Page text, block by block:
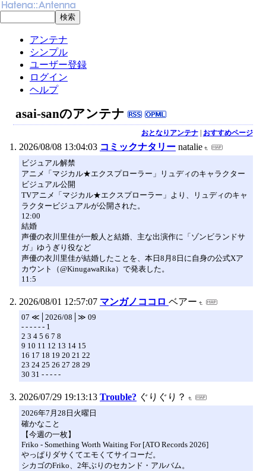
アンテナ
シンプル
ユーザー登録
ログイン
ヘルプ
asai-sanのアンテナ
おとなりアンテナ| おすすめページ
2026/08/08 13:04:03 コミックナタリー natalie
ビジュアル解禁
アニメ「マジカル★エクスプローラー」リュディのキャラクター
ビジュアル公開
TVアニメ「マジカル★エクスプローラー」より、リュディのキャ
ラクタービジュアルが公開された。
12:00
結婚
声優の衣川里佳が一般人と結婚、主な出演作に「ゾンビランドサ
ガ」ゆうぎり役など
声優の衣川里佳が結婚したことを、本日8月8日に自身の公式Xア
カウント（@KinugawaRika）で発表した。
11:5
2026/08/01 12:57:07 マンガノココロ ベアー
07 ≪│2026/08│≫ 09
- - - - - - 1
2 3 4 5 6 7 8
9 10 11 12 13 14 15
16 17 18 19 20 21 22
23 24 25 26 27 28 29
30 31 - - - - -
2026/07/29 19:13:13 Trouble? ぐりぐり？
2026年7月28日火曜日
確かなこと
【今週の一枚】
Friko - Something Worth Waiting For [ATO Records 2026]
やっぱりダサくてエモくてサイコーだ。
シカゴのFriko、2年ぶりのセカンド・アルバム。